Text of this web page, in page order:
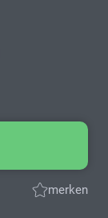
merken